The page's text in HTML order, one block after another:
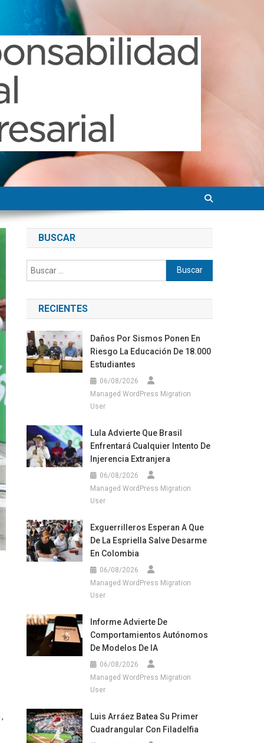
BUSCAR
Buscar:
RECIENTES
Daños Por Sismos Ponen En
Riesgo La Educación De 18.000
Estudiantes
06/08/2026
Managed WordPress Migration
User
Lula Advierte Que Brasil
Enfrentará Cualquier Intento De
Injerencia Extranjera
06/08/2026
Managed WordPress Migration
User
Exguerrilleros Esperan A Que
De La Espriella Salve Desarme
En Colombia
06/08/2026
Managed WordPress Migration
User
Informe Advierte De
Comportamientos Autónomos
De Modelos De IA
06/08/2026
Managed WordPress Migration
User
Luis Arráez Batea Su Primer
Cuadrangular Con Filadelfia